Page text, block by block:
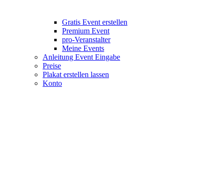
Gratis Event erstellen
Premium Event
pro-Veranstalter
Meine Events
Anleitung Event Eingabe
Preise
Plakat erstellen lassen
Konto